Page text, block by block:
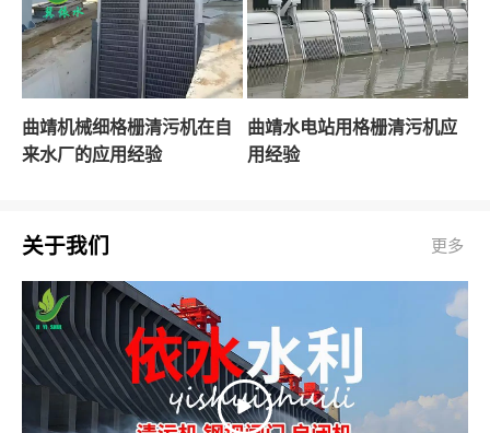
曲靖机械细格栅清污机在自
来水厂的应用经验
曲靖水电站用格栅清污机应
用经验
关于我们 更多